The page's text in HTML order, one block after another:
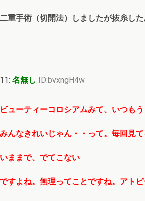
二重手術（切開法）しましたが抜糸した
11: 名無し ID:bvxngH4w
ビューティーコロシアムみて、いつもう
みんなきれいじゃん・・って。毎回見
いままで、でてこない
ですよね。無理ってことですね。アト